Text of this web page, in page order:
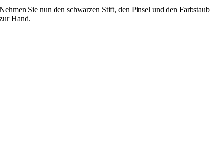
Nehmen Sie nun den schwarzen Stift, den Pinsel und den Farbstaub
zur Hand.